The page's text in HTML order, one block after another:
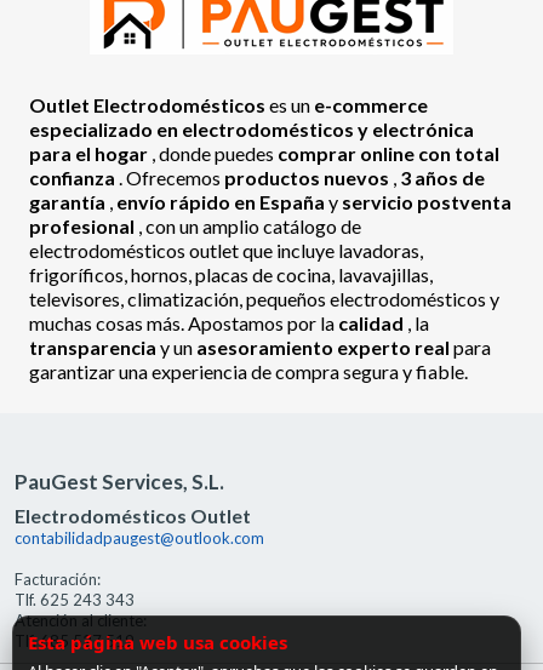
Outlet Electrodomésticos es un e-commerce
especializado en electrodomésticos y electrónica
para el hogar , donde puedes comprar online con total
confianza . Ofrecemos productos nuevos , 3 años de
garantía , envío rápido en España y servicio postventa
profesional , con un amplio catálogo de
electrodomésticos outlet que incluye lavadoras,
frigoríficos, hornos, placas de cocina, lavavajillas,
televisores, climatización, pequeños electrodomésticos y
muchas cosas más. Apostamos por la calidad , la
transparencia y un asesoramiento experto real para
garantizar una experiencia de compra segura y fiable.
PauGest Services, S.L.
Electrodomésticos Outlet
contabilidadpaugest@outlook.com
Facturación:
Tlf. 625 243 343
Atención al cliente:
Tlf. 685 527 519
Esta página web usa cookies